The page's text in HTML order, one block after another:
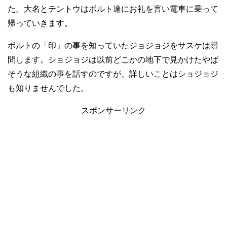
た。大名とテントウはボルト達にお礼を言い電車に乗って
帰っていきます。
ボルトの「印」の事を知っていたジョジョジをサスケは尋
問します。ショジョジは以前どこかの地下で見かけたやば
そうな組織の事を話すのですが、詳しいことはショジョジ
も知りませんでした。
スポンサーリンク